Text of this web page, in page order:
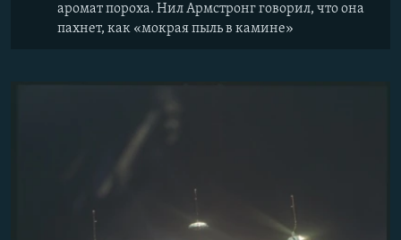
аромат пороха. Нил Армстронг говорил, что она
пахнет, как «мокрая пыль в камине»